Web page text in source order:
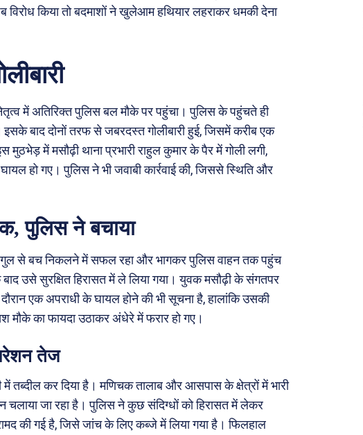
किया तो बदमाशों ने खुलेआम हथियार लहराकर धमकी देना
में अतिरिक्त पुलिस बल मौके पर पहुंचा। पुलिस के पहुंचते ही
बाद दोनों तरफ से जबरदस्त गोलीबारी हुई, जिसमें करीब एक
में मसौढ़ी थाना प्रभारी राहुल कुमार के पैर में गोली लगी,
हो गए। पुलिस ने भी जवाबी कार्रवाई की, जिससे स्थिति और
पुलिस ने बचाया
से बच निकलने में सफल रहा और भागकर पुलिस वाहन तक पहुंच
उसे सुरक्षित हिरासत में ले लिया गया। युवक मसौढ़ी के संगतपर
एक अपराधी के घायल होने की भी सूचना है, हालांकि उसकी
मौके का फायदा उठाकर अंधेरे में फरार हो गए।
तेज
तब्दील कर दिया है। मणिचक तालाब और आसपास के क्षेत्रों में भारी
जा रहा है। पुलिस ने कुछ संदिग्धों को हिरासत में लेकर
की गई है, जिसे जांच के लिए कब्जे में लिया गया है। फिलहाल